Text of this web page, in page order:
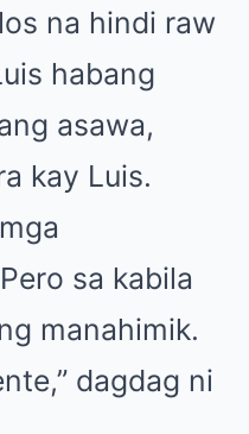
na hindi raw
habang
asawa,
kay Luis.
sa kabila
manahimik.
dagdag ni